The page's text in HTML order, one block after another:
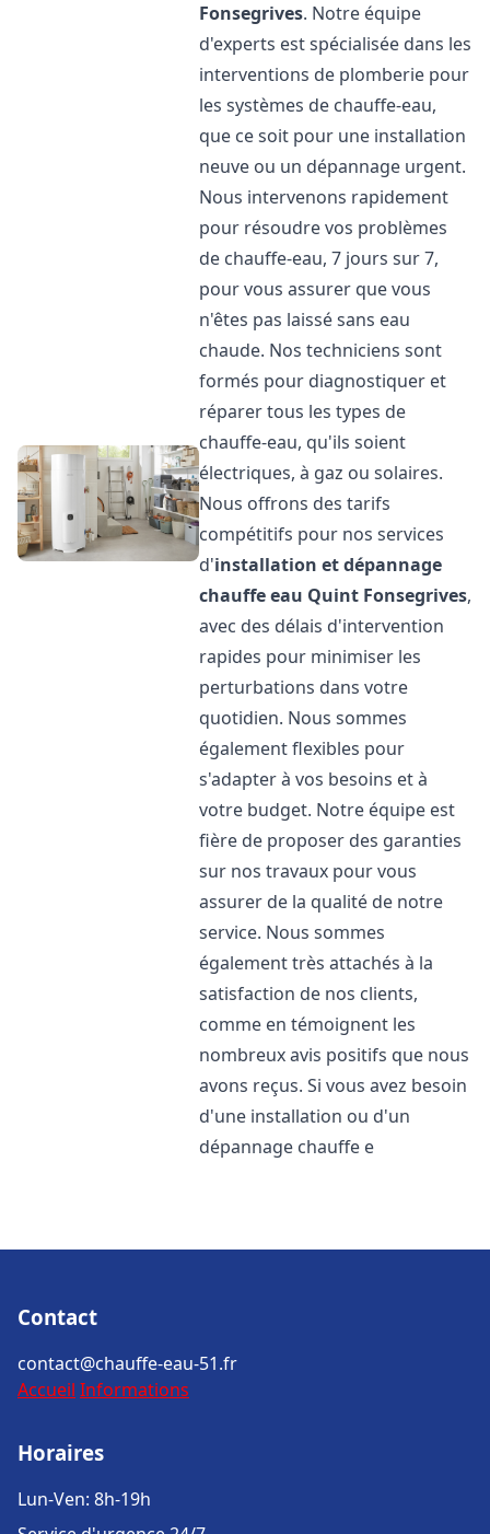
Fonsegrives. Notre équipe
d'experts est spécialisée dans les
interventions de plomberie pour
les systèmes de chauffe-eau,
que ce soit pour une installation
neuve ou un dépannage urgent.
Nous intervenons rapidement
pour résoudre vos problèmes
de chauffe-eau, 7 jours sur 7,
pour vous assurer que vous
n'êtes pas laissé sans eau
chaude. Nos techniciens sont
formés pour diagnostiquer et
réparer tous les types de
chauffe-eau, qu'ils soient
électriques, à gaz ou solaires.
Nous offrons des tarifs
compétitifs pour nos services
d'installation et dépannage
chauffe eau Quint Fonsegrives,
avec des délais d'intervention
rapides pour minimiser les
perturbations dans votre
quotidien. Nous sommes
également flexibles pour
s'adapter à vos besoins et à
votre budget. Notre équipe est
fière de proposer des garanties
sur nos travaux pour vous
assurer de la qualité de notre
service. Nous sommes
également très attachés à la
satisfaction de nos clients,
comme en témoignent les
nombreux avis positifs que nous
avons reçus. Si vous avez besoin
d'une installation ou d'un
dépannage chauffe e
Contact
contact@chauffe-eau-51.fr
Accueil Informations
Horaires
Lun-Ven: 8h-19h